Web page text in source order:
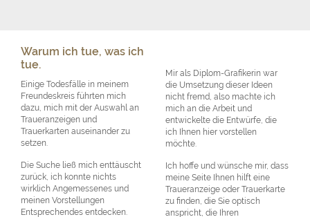
Warum ich tue, was ich
tue.
Einige Todesfälle in meinem
Freundeskreis führten mich
dazu, mich mit der Auswahl an
Traueranzeigen und
Trauerkarten auseinander zu
setzen.
Die Suche ließ mich enttäuscht
zurück, ich konnte nichts
wirklich Angemessenes und
meinen Vorstellungen
Entsprechendes entdecken.
Mir als Diplom-Grafikerin war
die Umsetzung dieser Ideen
nicht fremd, also machte ich
mich an die Arbeit und
entwickelte die Entwürfe, die
ich Ihnen hier vorstellen
möchte.
Ich hoffe und wünsche mir, dass
meine Seite Ihnen hilft eine
Traueranzeige oder Trauerkarte
zu finden, die Sie optisch
anspricht, die Ihren